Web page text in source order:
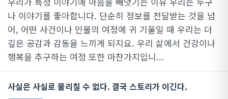
나 이야기를 좋아합니다. 단순히 정보를 전달받는 것을 넘
어, 어떤 사건이나 인물의 여정에 귀 기울일 때 우리는 더
깊은 공감과 감동을 느끼게 되지요. 우리 삶에서 건강이나
행복을 추구하는 여정 또한 마찬가지입니...
사실은 사실로 물리칠 수 없다. 결국 스토리가 이긴다.